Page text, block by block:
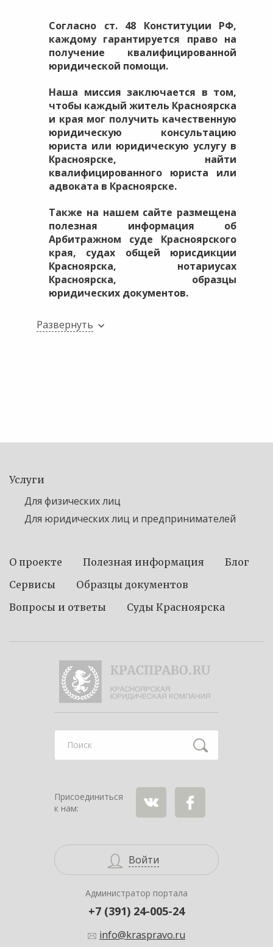
Согласно ст. 48 Конституции РФ,
каждому гарантируется право на
получение квалифицированной
юридической помощи.
Наша миссия заключается в том,
чтобы каждый житель Красноярска
и края мог получить качественную
юридическую консультацию
юриста или юридическую услугу в
Красноярске, найти
квалифицированного юриста или
адвоката в Красноярске.
Также на нашем сайте размещена
полезная информация об
Арбитражном суде Красноярского
края, судах общей юрисдикции
Красноярска, нотариусах
Красноярска, образцы
юридических документов.
Развернуть
Услуги
Для физических лиц
Для юридических лиц и предпринимателей
О проекте Полезная информация
Блог
Сервисы
Образцы документов
Вопросы и ответы
Суды Красноярска
Присоединиться
к нам:
Войти
Администратор портала
+7 (391) 24-005-24
info@kraspravo.ru